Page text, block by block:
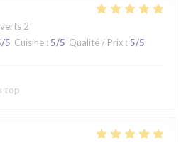
2
/5 Cuisine : 5/5 Qualité / Prix : 5/5
top